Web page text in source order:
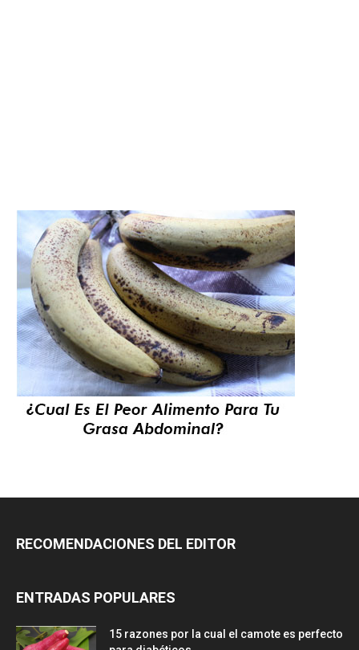
RECOMENDACIONES DEL EDITOR
ENTRADAS POPULARES
15 razones por la cual el camote es perfecto